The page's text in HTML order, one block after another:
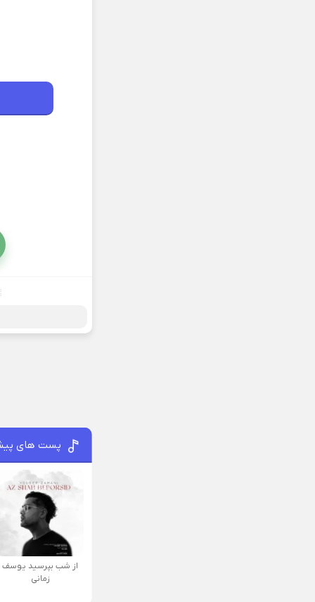
پست های
از شب بپرسید یوسف
زمانی